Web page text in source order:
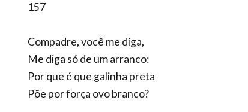
157
Compadre, você me diga,
Me diga só de um arranco:
Por que é que galinha preta
Põe por força ovo branco?